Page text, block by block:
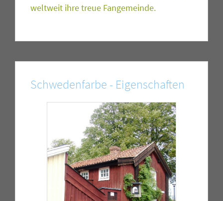
weltweit ihre treue Fangemeinde.
Schwedenfarbe - Eigenschaften